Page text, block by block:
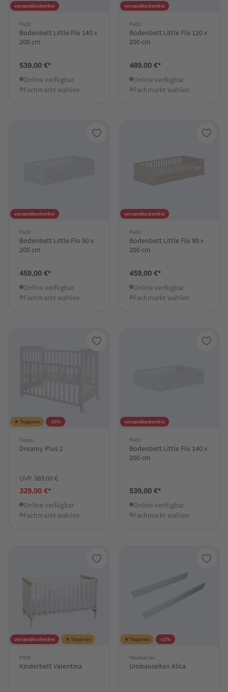
versandkostenfrei
PAIDI
Bodenbett Little Flo 140 x
200 cm
539,00 €*
Online verfügbar
Fachmarkt wählen
versandkostenfrei
PAIDI
Bodenbett Little Flo 120 x
200 cm
489,00 €*
Online verfügbar
Fachmarkt wählen
versandkostenfrei
PAIDI
Bodenbett Little Flo 90 x
200 cm
459,00 €*
Online verfügbar
Fachmarkt wählen
versandkostenfrei
PAIDI
Bodenbett Little Flo 90 x
200 cm
459,00 €*
Online verfügbar
Fachmarkt wählen
★ Toppreis -15%
Treppy
Dreamy Plus 2
UVP 389,00 €
329,00 €*
Online verfügbar
Fachmarkt wählen
versandkostenfrei
PAIDI
Bodenbett Little Flo 140 x
200 cm
539,00 €*
Online verfügbar
Fachmarkt wählen
versandkostenfrei ★ Toppreis
PAIDI
Kinderbett Valentina
★ Toppreis -17%
Mäusbacher
Umbauseiten Alica